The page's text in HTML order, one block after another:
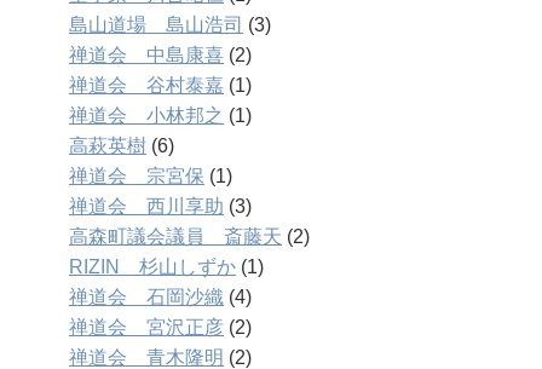
島山道場 島山浩司 (3)
禅道会 中島康喜 (2)
禅道会 谷村泰嘉 (1)
禅道会 小林邦之 (1)
高萩英樹 (6)
禅道会 宗宮保 (1)
禅道会 西川享助 (3)
高森町議会議員 斎藤天 (2)
RIZIN 杉山しずか (1)
禅道会 石岡沙織 (4)
禅道会 宮沢正彦 (2)
禅道会 青木隆明 (2)